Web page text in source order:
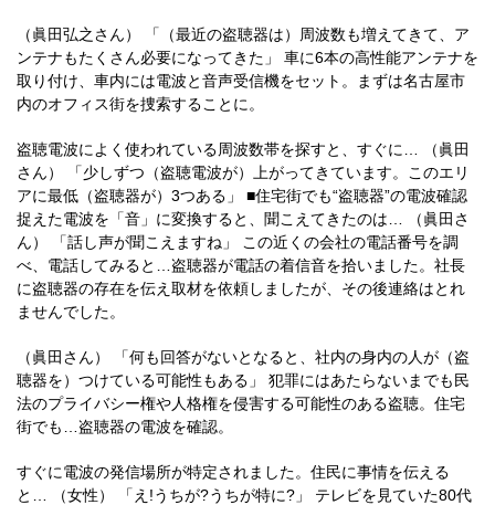
（眞田弘之さん） 「（最近の盗聴器は）周波数も増えてきて、ア
ンテナもたくさん必要になってきた」 車に6本の高性能アンテナを
取り付け、車内には電波と音声受信機をセット。まずは名古屋市
内のオフィス街を捜索することに。
盗聴電波によく使われている周波数帯を探すと、すぐに… （眞田
さん） 「少しずつ（盗聴電波が）上がってきています。このエリ
アに最低（盗聴器が）3つある」 ■住宅街でも“盗聴器”の電波確認
捉えた電波を「音」に変換すると、聞こえてきたのは… （眞田さ
ん） 「話し声が聞こえますね」 この近くの会社の電話番号を調
べ、電話してみると…盗聴器が電話の着信音を拾いました。社長
に盗聴器の存在を伝え取材を依頼しましたが、その後連絡はとれ
ませんでした。
（眞田さん） 「何も回答がないとなると、社内の身内の人が（盗
聴器を）つけている可能性もある」 犯罪にはあたらないまでも民
法のプライバシー権や人格権を侵害する可能性のある盗聴。住宅
街でも…盗聴器の電波を確認。
すぐに電波の発信場所が特定されました。住民に事情を伝える
と… （女性） 「え!うちが?うちが特に?」 テレビを見ていた80代